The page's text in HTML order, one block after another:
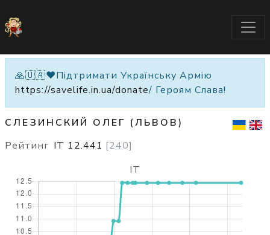
🙏🇺🇦❤️Підтримати Українську Армію
https://savelife.in.ua/donate/ Героям Слава!
СЛЕЗИНСКИЙ ОЛЕГ (ЛЬВОВ)
Рейтинг IT 12.441 [240]
IT